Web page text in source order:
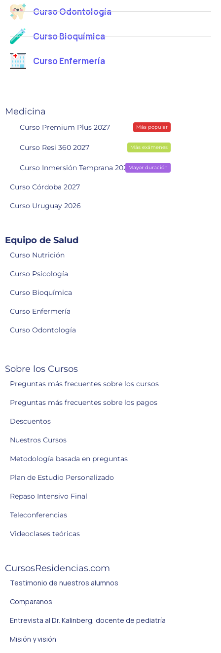
Curso Odontología
Curso Bioquímica
Curso Enfermería
Medicina
Curso Premium Plus 2027 Más popular
Curso Resi 360 2027 Más exámenes
Curso Inmersión Temprana 2028Mayor duración
Curso Córdoba 2027
Curso Uruguay 2026
Equipo de Salud
Curso Nutrición
Curso Psicología
Curso Bioquímica
Curso Enfermería
Curso Odontología
Sobre los Cursos
Preguntas más frecuentes sobre los cursos
Preguntas más frecuentes sobre los pagos
Descuentos
Nuestros Cursos
Metodología basada en preguntas
Plan de Estudio Personalizado
Repaso Intensivo Final
Teleconferencias
Videoclases teóricas
CursosResidencias.com
Testimonio de nuestros alumnos
Comparanos
Entrevista al Dr. Kalinberg, docente de pediatría
Misión y visión